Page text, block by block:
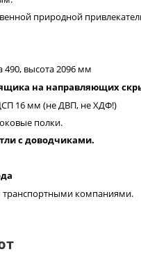
природной
высота 2096 мм
на направляющих
16 мм (не ДВП, не ХДФ!)
полки.
с доводчиками.
транспортными компаниями.